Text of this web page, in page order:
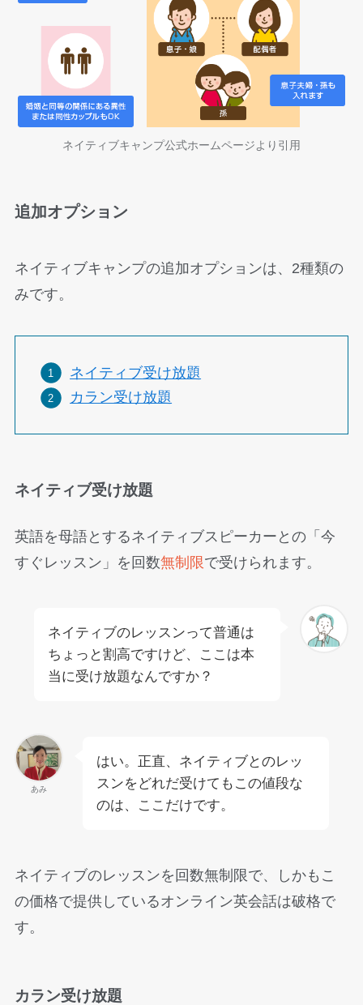
ネイティブキャンプ公式ホームページより引用
追加オプション
ネイティブキャンプの追加オプションは、2種類の
みです。
ネイティブ受け放題
カラン受け放題
ネイティブ受け放題
英語を母語とするネイティブスピーカーとの「今
すぐレッスン」を回数無制限で受けられます。
ネイティブのレッスンって普通は
ちょっと割高ですけど、ここは本
当に受け放題なんですか？
あみ
はい。正直、ネイティブとのレッ
スンをどれだ受けてもこの値段な
のは、ここだけです。
ネイティブのレッスンを回数無制限で、しかもこ
の価格で提供しているオンライン英会話は破格で
す。
カラン受け放題